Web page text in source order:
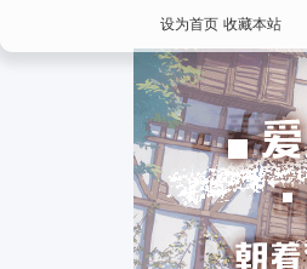
设为首页 收藏本站